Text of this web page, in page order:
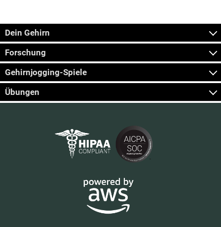
Dein Gehirn
Forschung
Gehirnjogging-Spiele
Übungen